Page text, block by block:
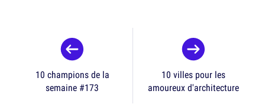
10 champions de la
semaine #173
10 villes pour les
amoureux d'architecture